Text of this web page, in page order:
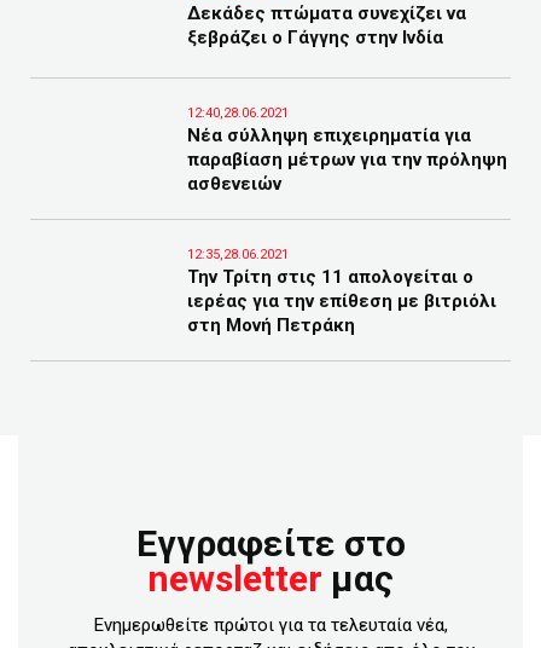
Δεκάδες πτώματα συνεχίζει να
ξεβράζει ο Γάγγης στην Ινδία
12:40,28.06.2021
Νέα σύλληψη επιχειρηματία για
παραβίαση μέτρων για την πρόληψη
ασθενειών
12:35,28.06.2021
Την Τρίτη στις 11 απολογείται ο
ιερέας για την επίθεση με βιτριόλι
στη Μονή Πετράκη
Εγγραφείτε στο
newsletter μας
Ενημερωθείτε πρώτοι για τα τελευταία νέα,